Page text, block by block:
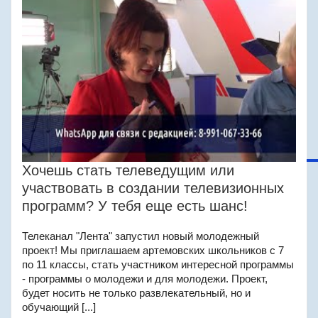
Хочешь стать телеведущим или
участвовать в создании телевизионных
программ? У тебя еще есть шанс!
Телеканал "Лента" запустил новый молодежный
проект! Мы приглашаем артемовских школьников с 7
по 11 классы, стать участником интересной программы
- программы о молодежи и для молодежи. Проект,
будет носить не только развлекательный, но и
обучающий [...]